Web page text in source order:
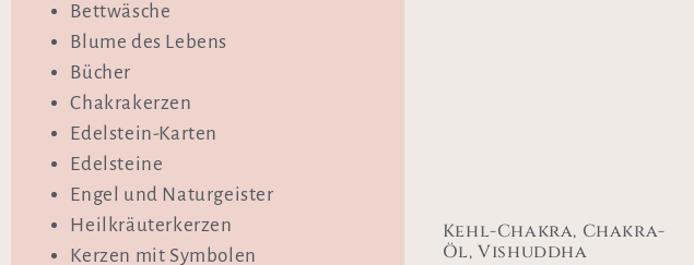
Bettwäsche
Blume des Lebens
Bücher
Chakrakerzen
Edelstein-Karten
Edelsteine
Engel und Naturgeister
Heilkräuterkerzen
Kerzen mit Symbolen
Kehl-Chakra, Chakra-
Öl, Vishuddha